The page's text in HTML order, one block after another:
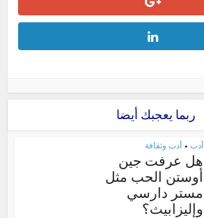
ربما يعجبك أيضا
أدب • أدب وثقافة
هل عرفت جين
أوستن الحب مثل
مستر دارسي
وإليزابيث؟